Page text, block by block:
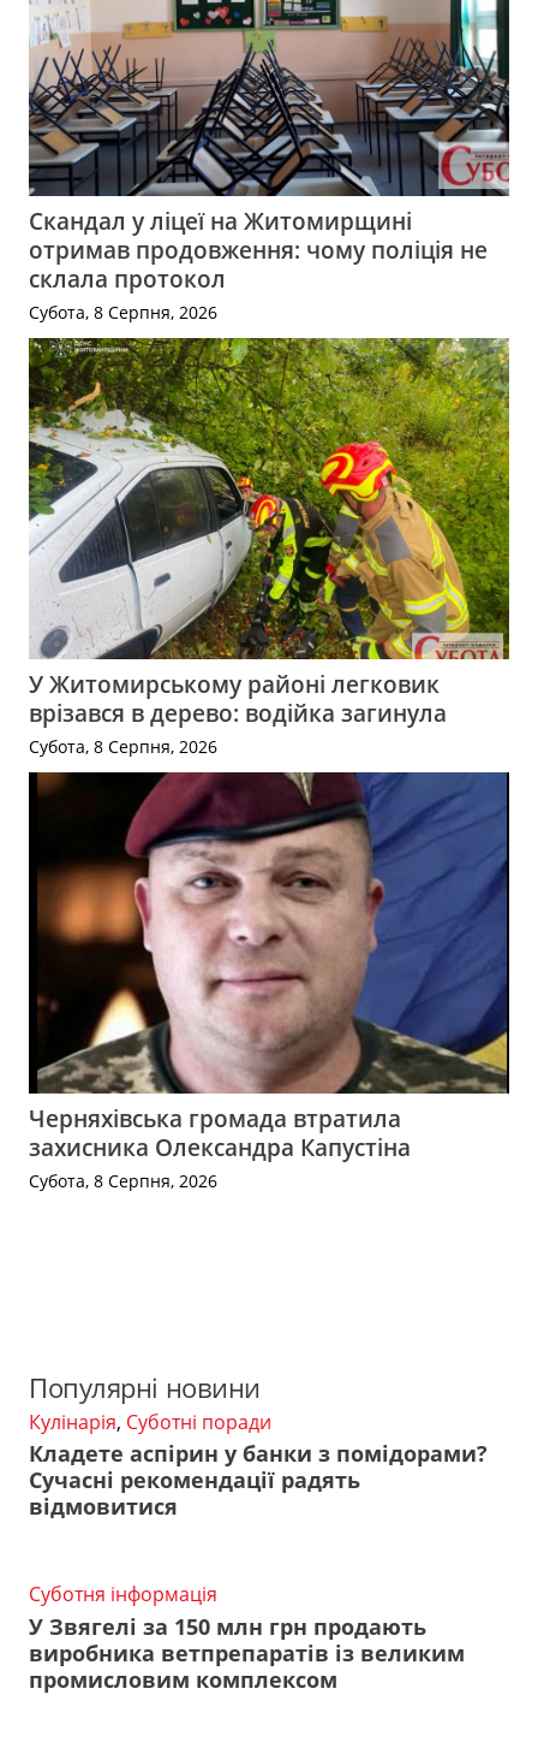
Скандал у ліцеї на Житомирщині
отримав продовження: чому поліція не
склала протокол
Субота, 8 Серпня, 2026
У Житомирському районі легковик
врізався в дерево: водійка загинула
Субота, 8 Серпня, 2026
Черняхівська громада втратила
захисника Олександра Капустіна
Субота, 8 Серпня, 2026
Популярні новини
Кулінарія, Суботні поради
Кладете аспірин у банки з помідорами?
Сучасні рекомендації радять
відмовитися
Суботня інформація
У Звягелі за 150 млн грн продають
виробника ветпрепаратів із великим
промисловим комплексом